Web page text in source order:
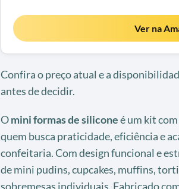
Ver na
Confira o preço atual e a
antes de decidir.
Omini formas de siliconeé um kit
quem busca praticidade, eficiência e
confeitaria. Com design funcional e
de mini pudins, cupcakes, muffins,
sobremesas individuais. Fabricado